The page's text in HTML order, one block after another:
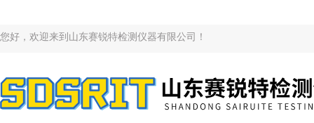
您好，欢迎来到山东赛锐特检测仪器有限公司！